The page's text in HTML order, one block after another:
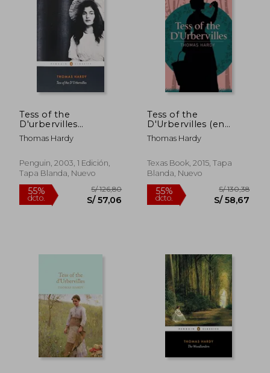
dcto. S/ 51,37
55%
dcto.
55%
dcto. S/ 54,89
40%
dcto.
Tess of the
D'urbervilles
(Penguin Classics) (en
Inglés)
Thomas Hardy
Penguin, 2003, 1 Edición,
Tapa Blanda, Nuevo
Tess of the
D'Urbervilles (en
Inglés)
Thomas Hardy
Texas Book, 2015, Tapa
Blanda, Nuevo